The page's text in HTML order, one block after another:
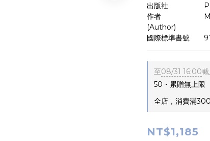
出版社　　   　
作者　　　　
(Author)
國際標準書號
至08/31 16:00截
50・累贈無上限
全店，消費滿
NT$1,185